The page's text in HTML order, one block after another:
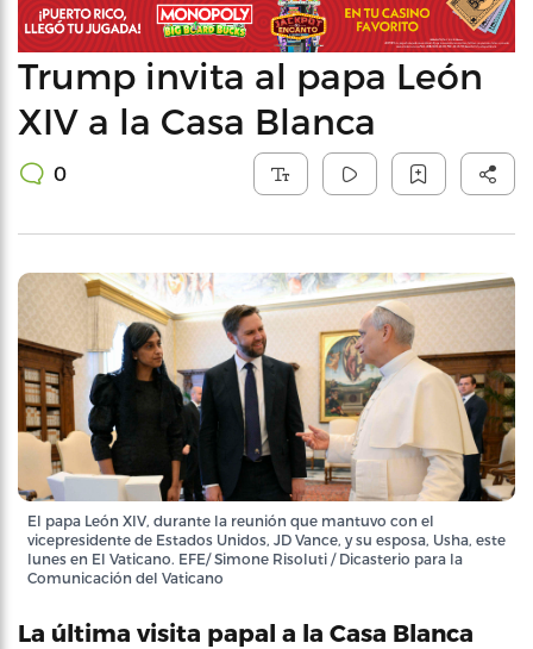
Trump invita al papa León
XIV a la Casa Blanca
0
El papa León XIV, durante la reunión que mantuvo con el
vicepresidente de Estados Unidos, JD Vance, y su esposa, Usha, este
lunes en El Vaticano. EFE/ Simone Risoluti / Dicasterio para la
Comunicación del Vaticano
La última visita papal a la Casa Blanca